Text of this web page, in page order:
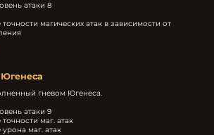
атаки 8
магических атак в зависимости от
гневом Югенеса.
атаки 9
маг. атак
маг. атак